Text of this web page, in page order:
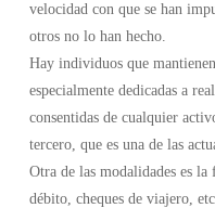
velocidad con que se han
otros no lo han hecho.
Hay individuos que
especialmente dedicadas a
consentidas de cualquier
tercero, que es una de las
Otra de las modalidades es
débito, cheques de viajero,